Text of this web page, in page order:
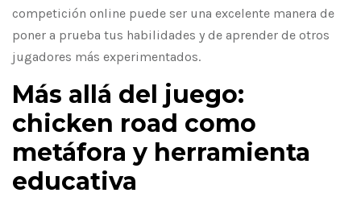
competición online puede ser una excelente manera de
poner a prueba tus habilidades y de aprender de otros
jugadores más experimentados.
Más allá del juego:
chicken road como
metáfora y herramienta
educativa